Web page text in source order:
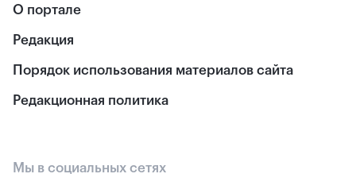
О портале
Редакция
Порядок использования материалов сайта
Редакционная политика
Мы в социальных сетях